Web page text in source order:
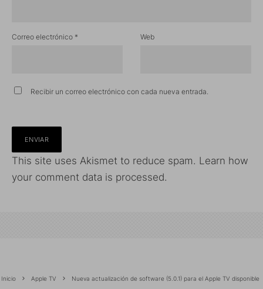
Correo electrónico * Web
Recibir un correo electrónico con cada nueva entrada.
This site uses Akismet to reduce spam. Learn how
your comment data is processed.
Inicio Apple TV Nueva actualización de software (5.0.1) para el Apple TV disponible